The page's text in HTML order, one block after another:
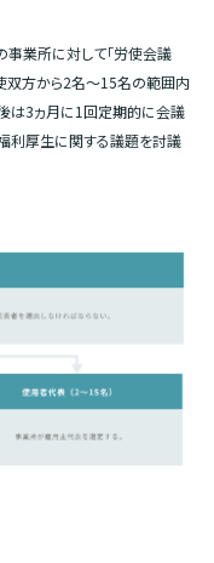
業所に対して「労使会議
双方から2名～15名の範囲内
は3ヵ月に1回定期的に会議
利厚生に関する議題を討議